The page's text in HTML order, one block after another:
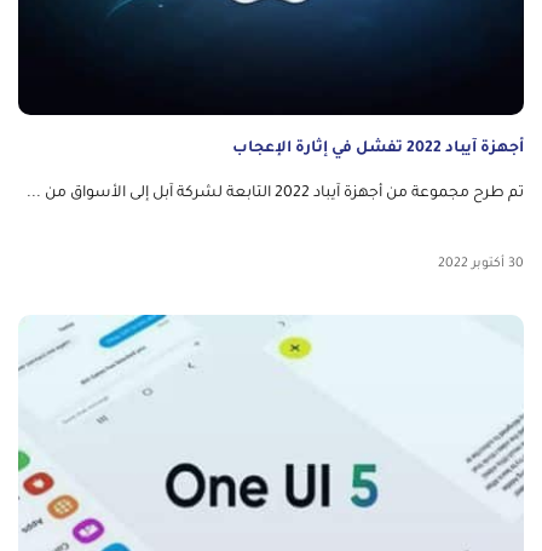
أجهزة آيباد 2022 تفشل في إثارة الإعجاب
تم طرح مجموعة من أجهزة آيباد 2022 التابعة لشركة آبل إلى الأسواق من ...
30 أكتوبر 2022